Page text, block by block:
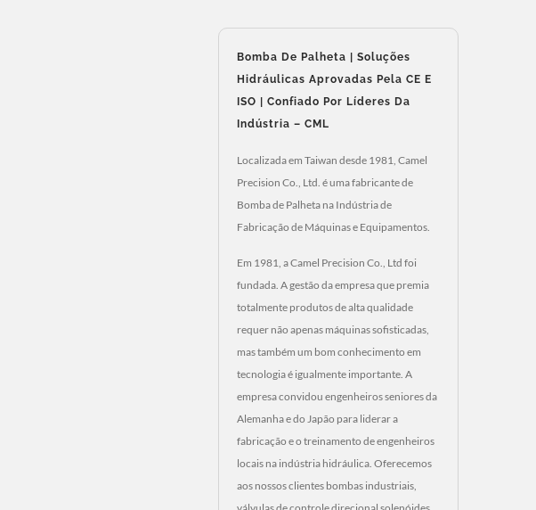
Bomba De Palheta | Soluções
Hidráulicas Aprovadas Pela CE E
ISO | Confiado Por Líderes Da
Indústria – CML
Localizada em Taiwan desde 1981, Camel
Precision Co., Ltd. é uma fabricante de
Bomba de Palheta na Indústria de
Fabricação de Máquinas e Equipamentos.
Em 1981, a Camel Precision Co., Ltd foi
fundada. A gestão da empresa que premia
totalmente produtos de alta qualidade
requer não apenas máquinas sofisticadas,
mas também um bom conhecimento em
tecnologia é igualmente importante. A
empresa convidou engenheiros seniores da
Alemanha e do Japão para liderar a
fabricação e o treinamento de engenheiros
locais na indústria hidráulica. Oferecemos
aos nossos clientes bombas industriais,